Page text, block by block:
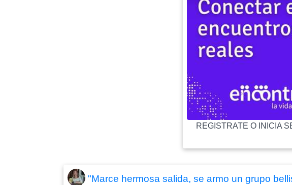
REGISTRATE O INICIA
"Marce hermosa salida, se armo un grupo